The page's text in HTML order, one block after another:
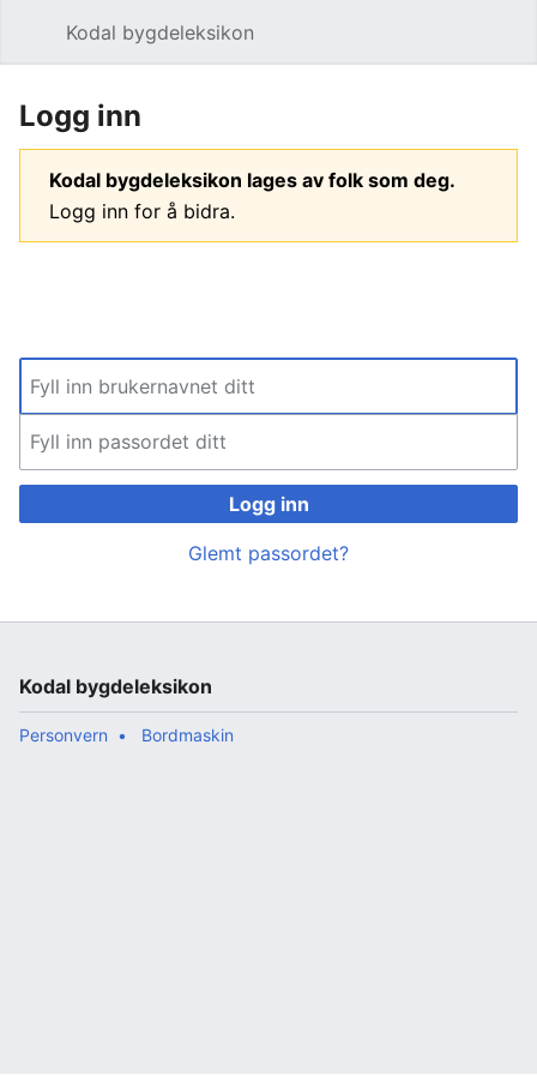
Kodal bygdeleksikon
Logg inn
Kodal bygdeleksikon lages av folk som deg.
Logg inn for å bidra.
Logg inn
Glemt passordet?
Kodal bygdeleksikon
Personvern Bordmaskin